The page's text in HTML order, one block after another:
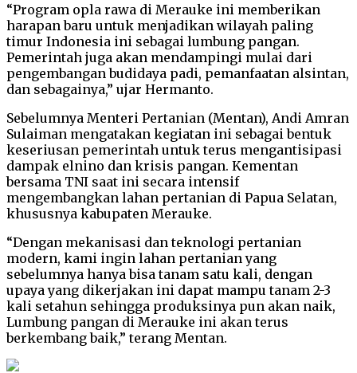
“Program opla rawa di Merauke ini memberikan
harapan baru untuk menjadikan wilayah paling
timur Indonesia ini sebagai lumbung pangan.
Pemerintah juga akan mendampingi mulai dari
pengembangan budidaya padi, pemanfaatan alsintan,
dan sebagainya,” ujar Hermanto.
Sebelumnya Menteri Pertanian (Mentan), Andi Amran
Sulaiman mengatakan kegiatan ini sebagai bentuk
keseriusan pemerintah untuk terus mengantisipasi
dampak elnino dan krisis pangan. Kementan
bersama TNI saat ini secara intensif
mengembangkan lahan pertanian di Papua Selatan,
khususnya kabupaten Merauke.
“Dengan mekanisasi dan teknologi pertanian
modern, kami ingin lahan pertanian yang
sebelumnya hanya bisa tanam satu kali, dengan
upaya yang dikerjakan ini dapat mampu tanam 2-3
kali setahun sehingga produksinya pun akan naik,
Lumbung pangan di Merauke ini akan terus
berkembang baik,” terang Mentan.